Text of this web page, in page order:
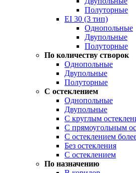
Полуторные
EI 30 (3 тип)
Однопольные
Двупольные
Полуторные
По количеству створок
Однопольные
Двупольные
Полуторные
С остеклением
Однопольные
Двупольные
С круглым
С прямоугольным
С остеклением
Без остекления
С остеклением
По назначению